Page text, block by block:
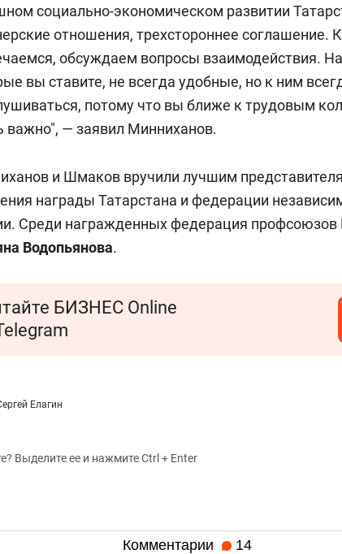
социально-экономическом развитии
отношения, трехстороннее
обсуждаем вопросы взаимодействия.
вы ставите, не всегда удобные, но к ним
потому что вы ближе к трудовым
важно", — заявил Минниханов.
и Шмаков вручили лучшим
награды Татарстана и федерации
Среди награжденных федерация профсоюзов
Водопьянова.
БИЗНЕС Online
Елагин
Выделите ее и нажмите Ctrl + Enter
Комментарии 14